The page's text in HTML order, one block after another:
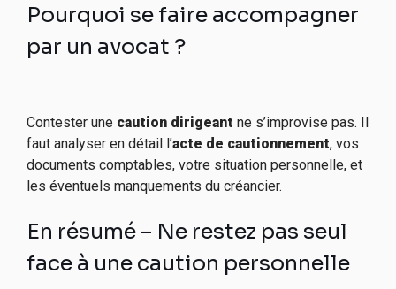
Pourquoi se faire accompagner
par un avocat ?
Contester une caution dirigeant ne s’improvise pas. Il
faut analyser en détail l’acte de cautionnement, vos
documents comptables, votre situation personnelle, et
les éventuels manquements du créancier.
En résumé – Ne restez pas seul
face à une caution personnelle